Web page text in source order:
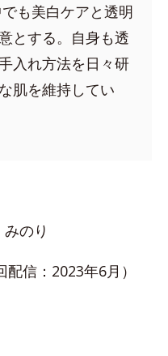
も美白ケアと透明
とする。自身も透
入れ方法を日々研
肌を維持してい
のり
信：2023年6月）